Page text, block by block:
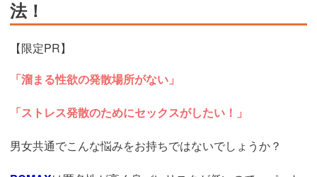
法！
【限定PR】
「溜まる性欲の発散場所がない」
「ストレス発散のためにセックスがしたい！」
男女共通でこんな悩みをお持ちではないでしょうか？